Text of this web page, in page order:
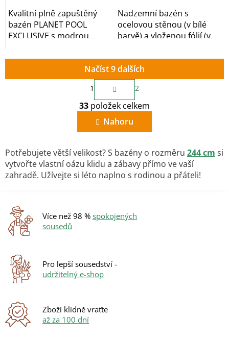
Kvalitní plně zapuštěný
bazén PLANET POOL
EXCLUSIVE s modrou
Nadzemní bazén s
ocelovou stěnou (v bílé
barvě) a vloženou fólií (v
O
v
l
á
a
c
í
p
y
s
Načíst 9 dalších
S
t
r
á
n
k
o
á
n
í
1 2
33 položek celkem
Nahoru
Potřebujete větší velikost? S bazény o rozměru 244 cm si
vytvořte vlastní oázu klidu a zábavy přímo ve vaší
zahradě. Užívejte si léto naplno s rodinou a přáteli!
Více než 98 % spokojených
sousedů
Pro lepší sousedství -
udržitelný e-shop
Zboží klidně vraťte
až za 100 dní